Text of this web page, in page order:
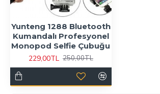
Yunteng 1288 Bluetooth
Kumandalı Profesyonel
Monopod Selfie Çubuğu
229,00TL 250,00TL